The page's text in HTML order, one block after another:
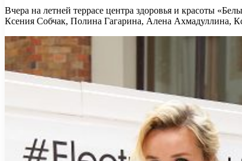
Вчера на летней террасе центра здоровья и красоты
Ксения Собчак, Полина Гагарина, Алена Ахмадуллина,